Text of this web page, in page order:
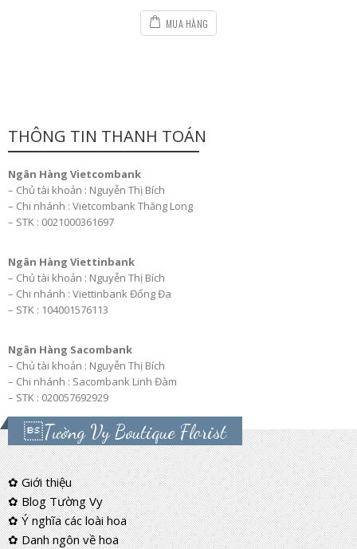
MUA HÀNG
THÔNG TIN THANH TOÁN
Ngân Hàng Vietcombank
– Chủ tài khoản : Nguyễn Thị Bích
– Chi nhánh : Vietcombank Thăng Long
– STK : 0021000361697
Ngân Hàng Viettinbank
– Chủ tài khoản : Nguyễn Thị Bích
– Chi nhánh : Viettinbank Đống Đa
– STK : 104001576113
Ngân Hàng Sacombank
– Chủ tài khoản : Nguyễn Thị Bích
– Chi nhánh : Sacombank Linh Đàm
– STK : 020057692929
Tường Vy Boutique Florist
✿ Giới thiệu
✿ Blog Tường Vy
✿ Ý nghĩa các loài hoa
✿ Danh ngôn về hoa